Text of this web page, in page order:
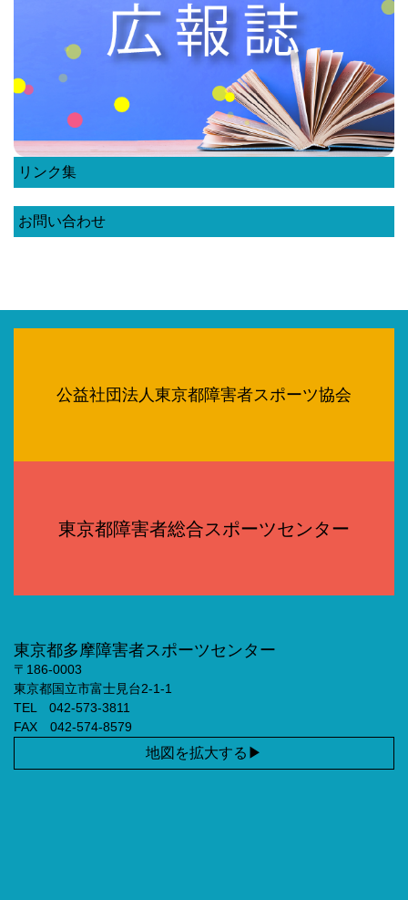
リンク集
お問い合わせ
公益社団法人東京都障害者スポーツ協会
東京都障害者総合スポーツセンター
東京都多摩障害者スポーツセンター
〒186-0003
東京都国立市富士見台2-1-1
TEL 042-573-3811
FAX 042-574-8579
地図を拡大する